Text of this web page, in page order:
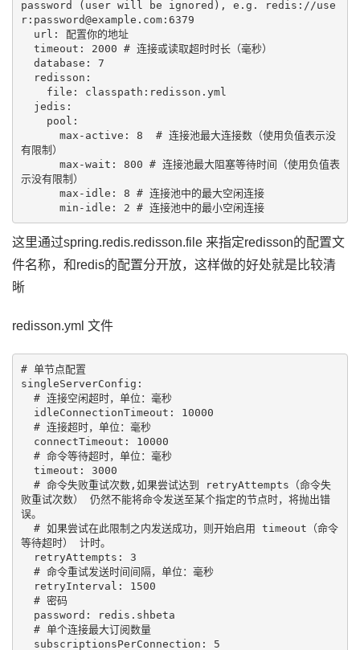
password (user will be ignored), e.g. redis://use
r:password@example.com:6379
有限制）
示没有限制）
      min-idle: 2 # 连接池中的最小空闲连接
这里通过spring.redis.redisson.file 来指定redisson的配置文
件名称，和redis的配置分开放，这样做的好处就是比较清
晰
redisson.yml 文件
# 单节点配置
singleServerConfig:
败重试次数） 仍然不能将命令发送至某个指定的节点时，将抛出错
误。
等待超时） 计时。